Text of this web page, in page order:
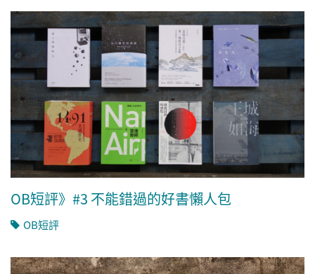
OB短評》#3 不能錯過的好書懶人包
OB短評